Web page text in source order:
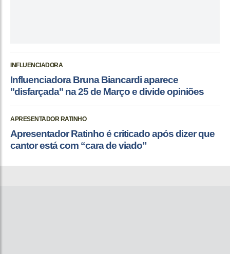
INFLUENCIADORA
Influenciadora Bruna Biancardi aparece
"disfarçada" na 25 de Março e divide opiniões
APRESENTADOR RATINHO
Apresentador Ratinho é criticado após dizer que
cantor está com “cara de viado”